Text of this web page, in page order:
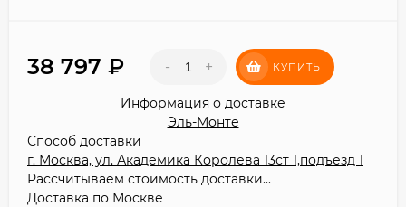
38 797 - + КУПИТЬ
Информация о доставке
Эль-Монте
Способ доставки
г. Москва, ул. Академика Королёва 13ст 1,подъезд 1
Рассчитываем стоимость доставки...
Доставка по Москве